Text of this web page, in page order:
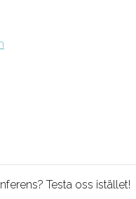
Testa oss istället!